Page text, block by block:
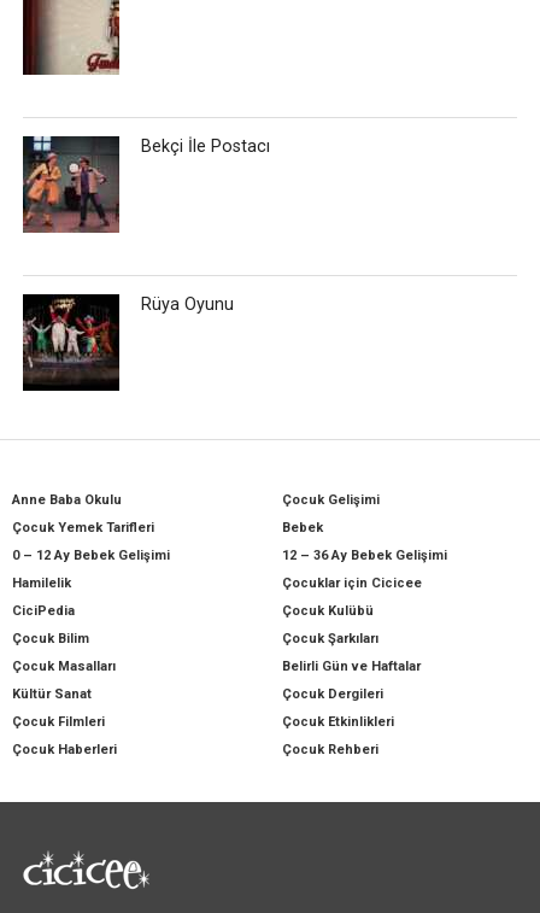
Bekçi İle Postacı
Rüya Oyunu
Anne Baba Okulu
Çocuk Gelişimi
Çocuk Yemek Tarifleri
Bebek
0 – 12 Ay Bebek Gelişimi
12 – 36 Ay Bebek Gelişimi
Hamilelik
Çocuklar için Cicicee
CiciPedia
Çocuk Kulübü
Çocuk Bilim
Çocuk Şarkıları
Çocuk Masalları
Belirli Gün ve Haftalar
Kültür Sanat
Çocuk Dergileri
Çocuk Filmleri
Çocuk Etkinlikleri
Çocuk Haberleri
Çocuk Rehberi